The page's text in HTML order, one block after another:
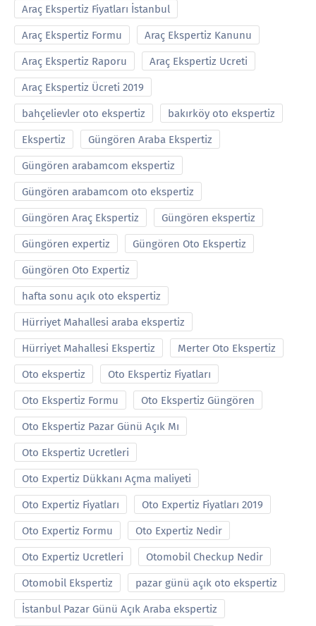
Araç Ekspertiz Fiyatları İstanbul
Araç Ekspertiz Formu Araç Ekspertiz Kanunu
Araç Ekspertiz Raporu Araç Ekspertiz Ucreti
Araç Ekspertiz Ücreti 2019
bahçelievler oto ekspertiz bakırköy oto ekspertiz
Ekspertiz Güngören Araba Ekspertiz
Güngören arabamcom ekspertiz
Güngören arabamcom oto ekspertiz
Güngören Araç Ekspertiz Güngören ekspertiz
Güngören expertiz Güngören Oto Ekspertiz
Güngören Oto Expertiz
hafta sonu açık oto ekspertiz
Hürriyet Mahallesi araba ekspertiz
Hürriyet Mahallesi Ekspertiz Merter Oto Ekspertiz
Oto ekspertiz Oto Ekspertiz Fiyatları
Oto Ekspertiz Formu Oto Ekspertiz Güngören
Oto Ekspertiz Pazar Günü Açık Mı
Oto Ekspertiz Ucretleri
Oto Expertiz Dükkanı Açma maliyeti
Oto Expertiz Fiyatları Oto Expertiz Fiyatları 2019
Oto Expertiz Formu Oto Expertiz Nedir
Oto Expertiz Ucretleri Otomobil Checkup Nedir
Otomobil Ekspertiz pazar günü açık oto ekspertiz
İstanbul Pazar Günü Açık Araba ekspertiz